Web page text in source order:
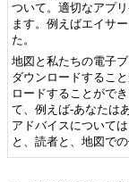
ついて。適切なアプ
ます。例えばエイサ
た。
地図と私たちの電子
ダウンロードするこ
ロードすることがで
て、例えば-あなたは
アドバイスについて
と、読者と、地図での